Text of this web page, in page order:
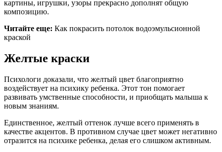
картины, игрушки, узоры прекрасно дополнят общую
композицию.
Читайте еще: Как покрасить потолок водоэмульсионной
краской
Желтые краски
Психологи доказали, что желтый цвет благоприятно
воздействует на психику ребенка. Этот тон помогает
развивать умственные способности, и приобщать малыша к
новым знаниям.
Единственное, желтый оттенок лучше всего применять в
качестве акцентов. В противном случае цвет может негативно
отразится на психике ребенка, делая его слишком активным.